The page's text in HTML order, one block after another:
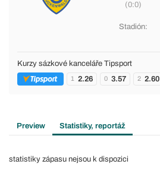
(0:0)
Stadión:
Kurzy sázkové kanceláře Tipsport
1 2.26 0 3.57 2 2.60
Preview Statistiky, reportáž
statistiky zápasu nejsou k dispozici